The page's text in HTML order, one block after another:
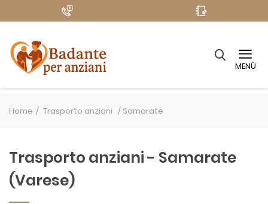
MENÙ
Home Trasporto anziani / Samarate
Trasporto anziani - Samarate
(Varese)